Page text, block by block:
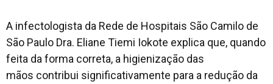
A infectologista da Rede de Hospitais São Camilo de
São Paulo Dra. Eliane Tiemi Iokote explica que, quando
feita da forma correta, a higienização das
mãos contribui significativamente para a redução da